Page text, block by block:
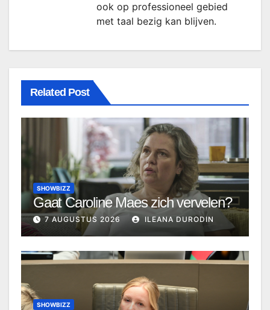
ook op professioneel gebied
met taal bezig kan blijven.
Related Post
SHOWBIZZ
Gaat Caroline Maes zich vervelen?
7 AUGUSTUS 2026 ILEANA DURODIN
SHOWBIZZ